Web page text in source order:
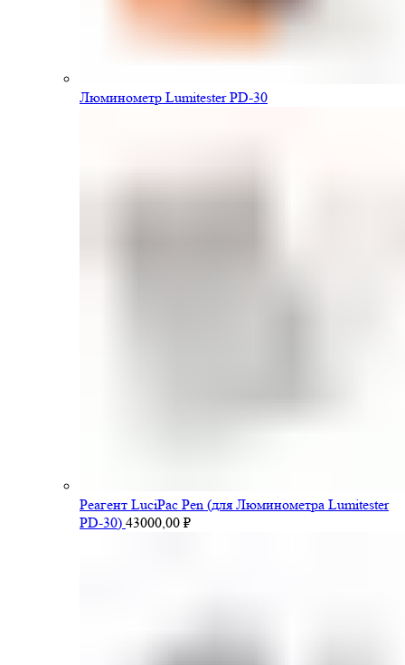
Люминометр Lumitester PD-30
Pеагент LuciPac Pen (для Люминометра Lumitester
PD-30) 43000,00 ₽